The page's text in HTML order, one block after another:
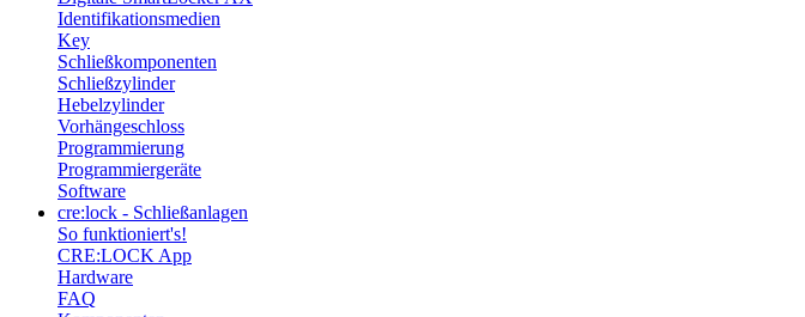
Identifikationsmedien
Key
Schließkomponenten
Schließzylinder
Hebelzylinder
Vorhängeschloss
Programmierung
Programmiergeräte
Software
cre:lock - Schließanlagen
So funktioniert's!
CRE:LOCK App
Hardware
FAQ